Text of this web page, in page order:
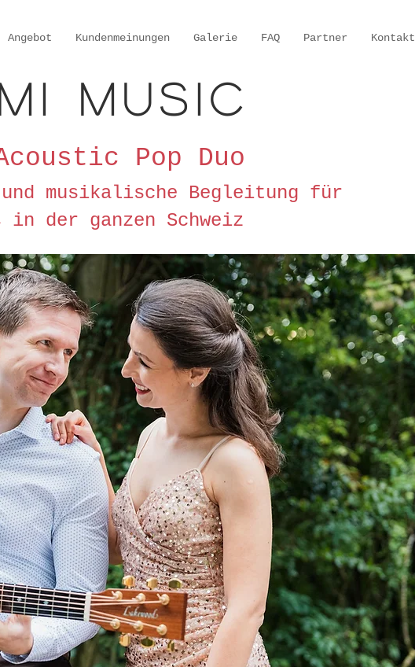
Angebot Kundenmeinungen Galerie FAQ Partner Kontakt
Music
Pop Duo
und musikalische Begleitung für
in der ganzen Schweiz